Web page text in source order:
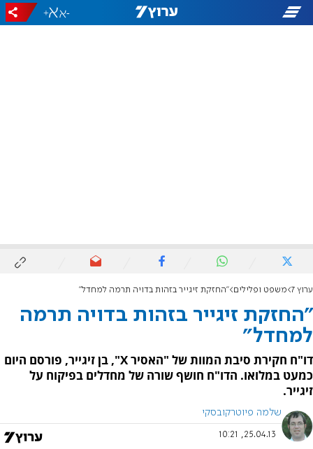
-
+
ערוץ 7 משפט ופלילים "החזקת זיגייר בזהות בדויה תרמה למחדל"
"החזקת זיגייר בזהות בדויה תרמה
למחדל"
דו"ח חקירת סיבת המוות של "האסיר X", בן זיגייר, פורסם היום
כמעט במלואו. הדו"ח חושף שורה של מחדלים בפיקוח על
זיגייר.
שלמה פיוטרקובסקי
25.04.13, 10:21